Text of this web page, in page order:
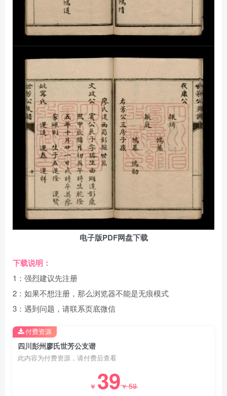
电子版PDF网盘下载
下载说明：
1：强烈建议先注册
2：如果不想注册，那么浏览器不能是无痕模式
3：遇到问题，请联系页底微信
四川彭州廖氏世芳公支谱
此内容为付费资源，请付费后查看
￥ 39￥59
付费资源